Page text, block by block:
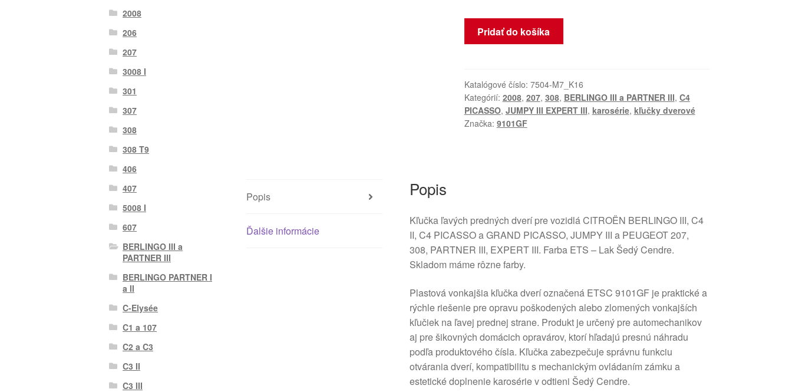
množstvo
Kľučka
Peugeot
Šedá
ETSC9101GF
Pridať do košíka
Katalógové číslo: 7504-M7_K16
Kategórií: 2008, 207, 308, BERLINGO III a PARTNER III, C4
PICASSO, JUMPY III EXPERT III, karosérie, kľučky dverové
Značka: 9101GF
Popis
Ďalšie informácie
Popis
Kľučka ľavých predných dverí pre vozidlá CITROËN BERLINGO III, C4
II, C4 PICASSO a GRAND PICASSO, JUMPY III a PEUGEOT 207,
308, PARTNER III, EXPERT III. Farba ETS – Lak Šedý Cendre.
Skladom máme rôzne farby.
Plastová vonkajšia kľučka dverí označená ETSC 9101GF je praktické a
rýchle riešenie pre opravu poškodených alebo zlomených vonkajších
kľučiek na ľavej prednej strane. Produkt je určený pre automechanikov
aj pre šikovných domácich opravárov, ktorí hľadajú presnú náhradu
podľa produktového čísla. Kľučka zabezpečuje správnu funkciu
otvárania dverí, kompatibilitu s mechanickým ovládaním zámku a
estetické doplnenie karosérie v odtieni Šedý Cendre.
2008
206
207
3008 I
301
307
308
308 T9
406
407
5008 I
607
BERLINGO III a
PARTNER III
BERLINGO PARTNER I
a II
C-Elysée
C1 a 107
C2 a C3
C3 II
C3 III